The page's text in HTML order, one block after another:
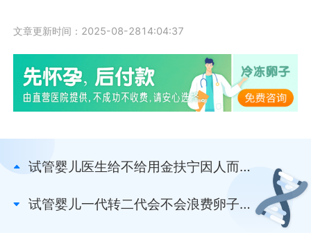
文章更新时间：2025-08-2814:04:37
试管婴儿医生给不给用金扶宁因人而
试管婴儿一代转二代会不会浪费卵子？